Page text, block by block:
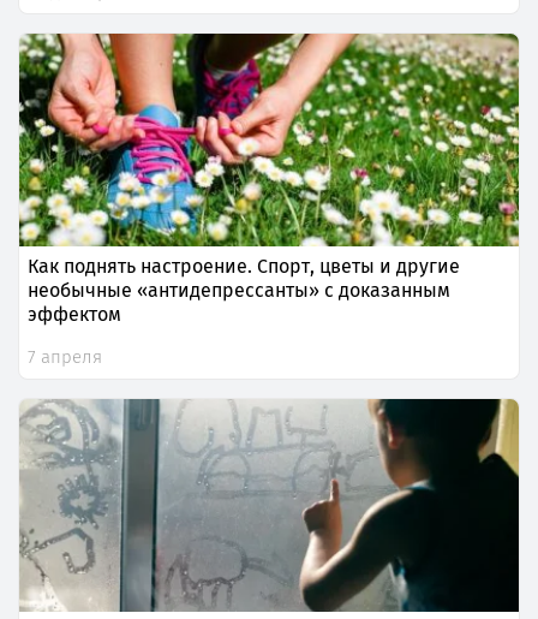
Как поднять настроение. Спорт, цветы и другие
необычные «антидепрессанты» с доказанным
эффектом
7 апреля